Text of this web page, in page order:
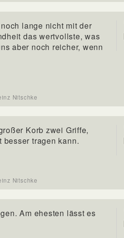
lange nicht mit der
das wertvollste, was
aber noch reicher, wenn
Nitschke
Korb zwei Griffe,
besser tragen kann.
Nitschke
Am ehesten lässt es